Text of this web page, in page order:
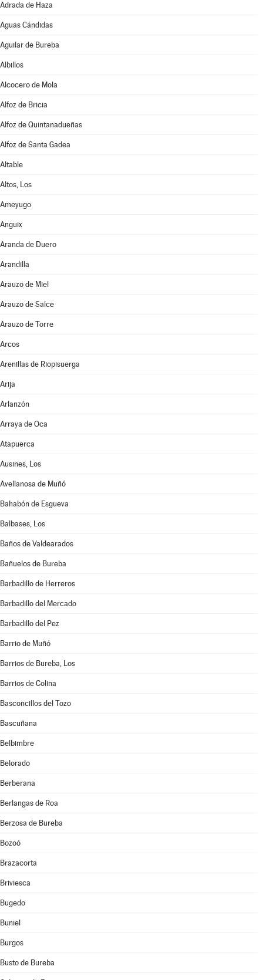
Adrada de Haza
Aguas Cándidas
Aguilar de Bureba
Albillos
Alcocero de Mola
Alfoz de Bricia
Alfoz de Quintanadueñas
Alfoz de Santa Gadea
Altable
Altos, Los
Ameyugo
Anguix
Aranda de Duero
Arandilla
Arauzo de Miel
Arauzo de Salce
Arauzo de Torre
Arcos
Arenillas de Riopisuerga
Arija
Arlanzón
Arraya de Oca
Atapuerca
Ausines, Los
Avellanosa de Muñó
Bahabón de Esgueva
Balbases, Los
Baños de Valdearados
Bañuelos de Bureba
Barbadillo de Herreros
Barbadillo del Mercado
Barbadillo del Pez
Barrio de Muñó
Barrios de Bureba, Los
Barrios de Colina
Basconcillos del Tozo
Bascuñana
Belbimbre
Belorado
Berberana
Berlangas de Roa
Berzosa de Bureba
Bozoó
Brazacorta
Briviesca
Bugedo
Buniel
Burgos
Busto de Bureba